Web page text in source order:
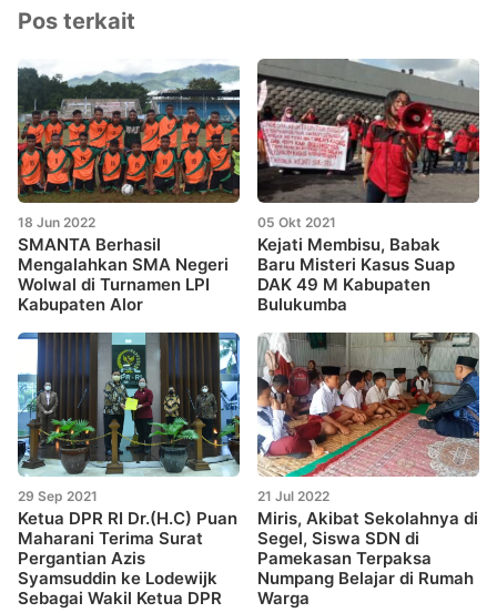
Pos terkait
18 Jun 2022
SMANTA Berhasil
Mengalahkan SMA Negeri
Wolwal di Turnamen LPI
Kabupaten Alor
05 Okt 2021
Kejati Membisu, Babak
Baru Misteri Kasus Suap
DAK 49 M Kabupaten
Bulukumba
29 Sep 2021
Ketua DPR RI Dr.(H.C) Puan
Maharani Terima Surat
Pergantian Azis
Syamsuddin ke Lodewijk
Sebagai Wakil Ketua DPR
21 Jul 2022
Miris, Akibat Sekolahnya di
Segel, Siswa SDN di
Pamekasan Terpaksa
Numpang Belajar di Rumah
Warga